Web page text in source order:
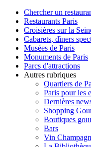
Chercher un
Restaurants Paris
Croisières sur la
Cabarets, dîners
Musées de Paris
Monuments de Paris
Parcs d'attractions
Autres rubriques
Quartiers de
Paris pour les
Dernières
Shopping
Boutiques
Bars
Vin